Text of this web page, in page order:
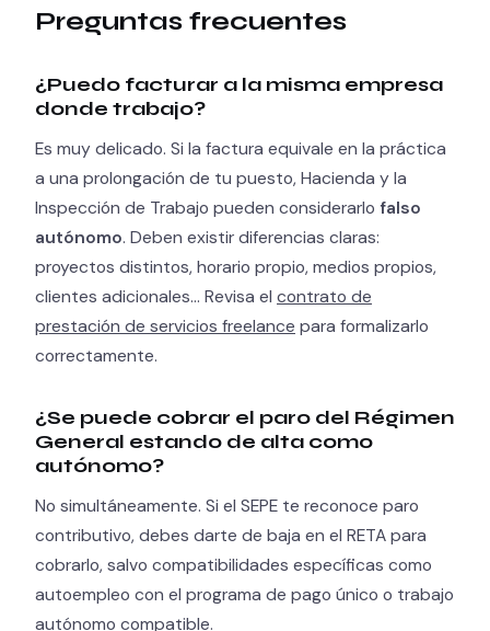
Preguntas frecuentes
¿Puedo facturar a la misma empresa
donde trabajo?
Es muy delicado. Si la factura equivale en la práctica
a una prolongación de tu puesto, Hacienda y la
Inspección de Trabajo pueden considerarlo falso
autónomo. Deben existir diferencias claras:
proyectos distintos, horario propio, medios propios,
clientes adicionales… Revisa el contrato de
prestación de servicios freelance para formalizarlo
correctamente.
¿Se puede cobrar el paro del Régimen
General estando de alta como
autónomo?
No simultáneamente. Si el SEPE te reconoce paro
contributivo, debes darte de baja en el RETA para
cobrarlo, salvo compatibilidades específicas como
autoempleo con el programa de pago único o trabajo
autónomo compatible.